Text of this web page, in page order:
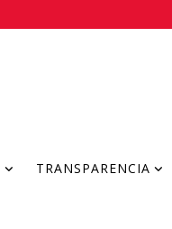
TRANSPARENCIA